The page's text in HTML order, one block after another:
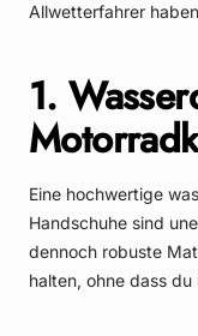
Allwetterfahrer
1.
Eine hochwertige
Handschuhe sind
dennoch robuste
halten, ohne dass